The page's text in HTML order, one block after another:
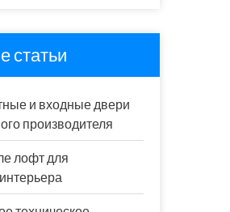
статьи
и входные двери
производителя
лофт для